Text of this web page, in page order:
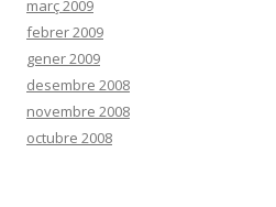
març 2009
febrer 2009
gener 2009
desembre 2008
novembre 2008
octubre 2008